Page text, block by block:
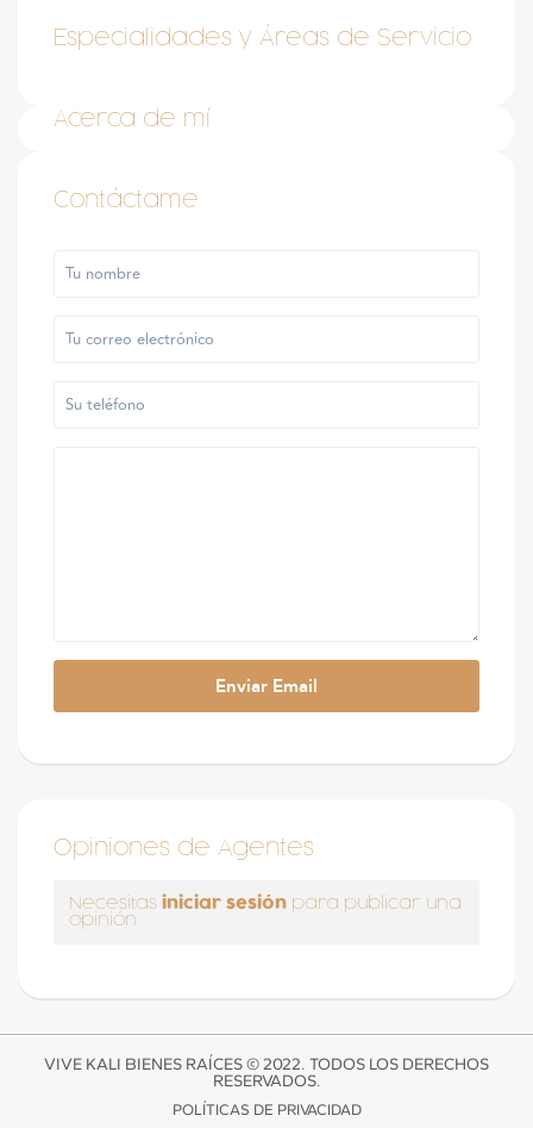
Especialidades y Áreas de Servicio
Acerca de mí
Contáctame
Opiniones de Agentes
Necesitas iniciar sesión para publicar una
opinión
VIVE KALI BIENES RAÍCES © 2022. TODOS LOS DERECHOS
RESERVADOS.
POLÍTICAS DE PRIVACIDAD